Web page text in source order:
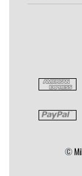
Płatność i Dostawa
©